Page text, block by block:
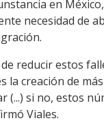
en
necesidad de
reducir estos
la creación de
(...) si no, estos
Viales.